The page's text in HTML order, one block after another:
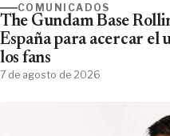
COMUNICADOS
The Gundam Base
España para acercar el
los fans
7 de agosto de 2026